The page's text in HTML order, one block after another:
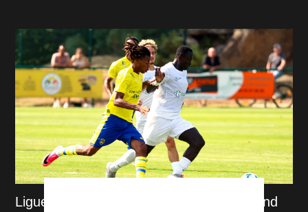
Ligue 2 : Sochaux voit les choses en grand